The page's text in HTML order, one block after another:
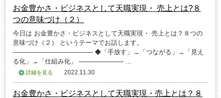
お金豊かさ・ビジネスとして天職実現・ 売上とは?８
つの意味づけ（２）
今日は お金豊かさ・ビジネスとして天職実現・ 売上とは？８つの
意味づけ（２） というテーマでお話します。
────────────────── ◆「手放す」→「つながる」→「見え
る化」→「仕組み化」 ────────── …
詳細を見る 2022.11.30
お金豊かさ・ビジネスとして天職実現・売上とは？８